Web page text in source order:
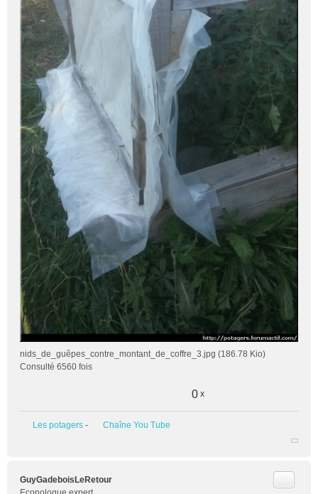
nids_de_guêpes_contre_montant_de_coffre_3.jpg (186.78 Kio)
Consulté 6560 fois
0 x
Les potagers - Chaîne You Tube
GuyGadeboisLeRetour